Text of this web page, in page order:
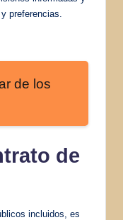
preferencias.
de los
de
incluidos, es